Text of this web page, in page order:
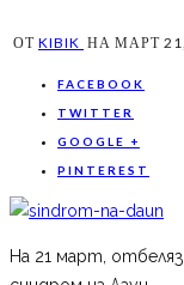
ОТ KIBIK НА МАРТ
FACEBOOK
TWITTER
GOOGLE +
PINTEREST
На 21 март,